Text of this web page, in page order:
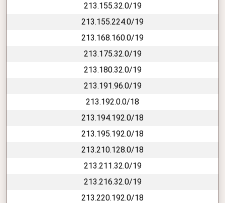
213.155.32.0/19
213.155.224.0/19
213.168.160.0/19
213.175.32.0/19
213.180.32.0/19
213.191.96.0/19
213.192.0.0/18
213.194.192.0/18
213.195.192.0/18
213.210.128.0/18
213.211.32.0/19
213.216.32.0/19
213.220.192.0/18